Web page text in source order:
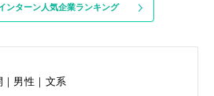
ンターン人気企業ランキング
男性｜文系